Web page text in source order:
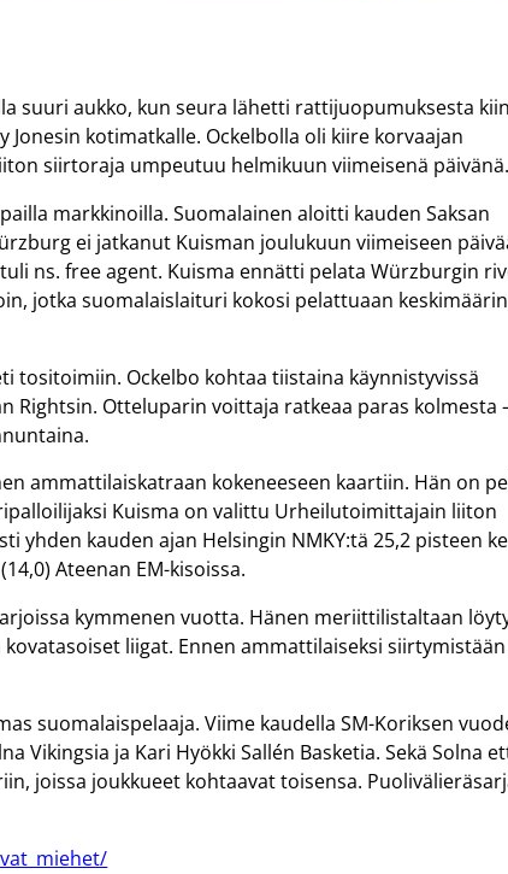
suuri aukko, kun seura lähetti rattijuopumuksesta
kotimatkalle. Ockelbolla oli kiire korvaajan
siirtoraja umpeutuu helmikuun viimeisenä päivänä.
markkinoilla. Suomalainen aloitti kauden Saksan
ei jatkanut Kuisman joulukuun viimeiseen
ns. free agent. Kuisma ennätti pelata Würzburgin
jotka suomalaislaituri kokosi pelattuaan
tositoimiin. Ockelbo kohtaa tiistaina käynnistyvissä
Rightsin. Otteluparin voittaja ratkeaa paras kolmesta
ammattilaiskatraan kokeneeseen kaartiin. Hän on
Kuisma on valittu Urheilutoimittajain liiton
yhden kauden ajan Helsingin NMKY:tä 25,2 pisteen
Ateenan EM-kisoissa.
kymmenen vuotta. Hänen meriittilistaltaan
kovatasoiset liigat. Ennen ammattilaiseksi
suomalaispelaaja. Viime kaudella SM-Koriksen
Vikingsia ja Kari Hyökki Sallén Basketia. Sekä Solna
joissa joukkueet kohtaavat toisensa.